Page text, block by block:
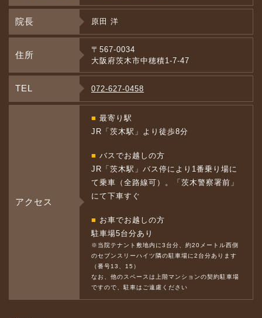
院長 原田 洋
住所
〒567-0034
大阪府茨木市中穂積1-7-47
TEL 072-627-0458
アクセス
■ 最寄り駅
JR「茨木駅」より徒歩8分
■ バスでお越しの方
JR「茨木駅」バス停により1番乗り場に
て乗車（全路線可）。「茨木警察署前」
にて下車すぐ
■ お車でお越しの方
駐車場5台分あり
※当院テナント敷地内に3台分、約20メートル西側
のセブンスリーハイツ隣の駐車場に2台分あります
（番号13、15）
なお、他のスペースは上階マンションの契約駐車場
ですので、駐車はご遠慮ください